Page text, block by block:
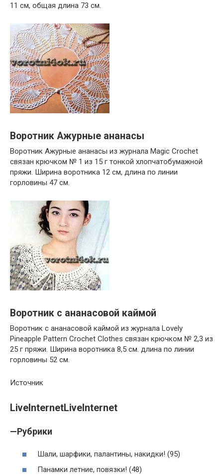
11 см, общая длина 73 см.
Воротник Ажурные ананасы
Воротник Ажурные ананасы из журнала Magic Crochet
связан крючком № 1 из 15 г тонкой хлопчатобумажной
пряжи. Ширина воротника 12 см, длина по линии
горловины 47 см.
Воротник с ананасовой каймой
Воротник с ананасовой каймой из журнала Lovely
Pineapple Pattern Crochet Clothes связан крючком № 2,3 из
25 г пряжи. Ширина воротника 8,5 см. длина по линии
горловины 52 см.
Источник
LiveInternetLiveInternet
—Рубрики
Шали, шарфики, палантины, накидки! (95)
Панамки летние, повязки! (48)